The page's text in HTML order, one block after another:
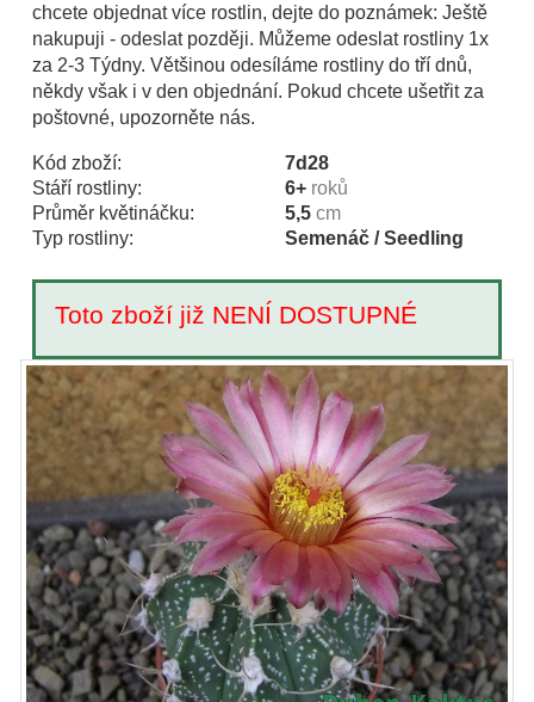
chcete objednat více rostlin, dejte do poznámek: Ještě
nakupuji - odeslat později. Můžeme odeslat rostliny 1x
za 2-3 Týdny. Většinou odesíláme rostliny do tří dnů,
někdy však i v den objednání. Pokud chcete ušetřit za
poštovné, upozorněte nás.
Kód zboží:
7d28
Stáří rostliny:
6+ roků
Průměr květináčku:
5,5 cm
Typ rostliny:
Semenáč / Seedling
Toto zboží již NENÍ DOSTUPNÉ